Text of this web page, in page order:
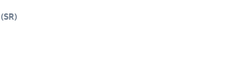
(SR)